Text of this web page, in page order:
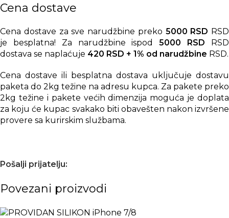
Cena dostave
Cena dostave za sve narudžbine preko 5000 RSD RSD
je besplatna! Za narudžbine ispod5000 RSD RSD
dostava se naplaćuje 420 RSD + 1% od narudžbine RSD.
Cena dostave ili besplatna dostava uključuje dostavu
paketa do 2kg težine na adresu kupca. Za pakete preko
2kg težine i pakete većih dimenzija moguća je doplata
za koju će kupac svakako biti obavešten nakon izvršene
provere sa kurirskim službama.
Pošalji prijatelju:
Povezani proizvodi